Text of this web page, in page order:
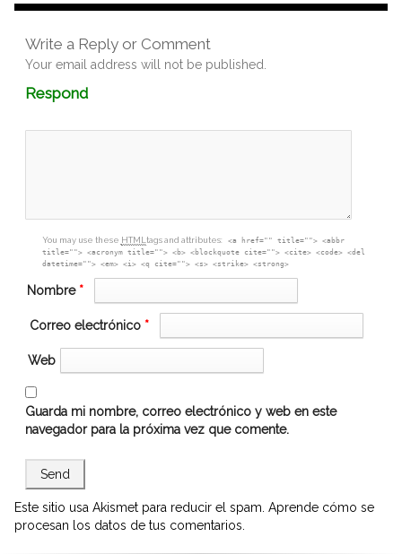
Write a Reply or Comment
Your email address will not be published.
RespondComment
box
You may use these HTML tags and attributes:
<a href="" title=""> <abbr
title=""> <acronym title=""> <b> <blockquote cite=""> <cite> <code> <del
datetime=""> <em> <i> <q cite=""> <s> <strike> <strong>
Nombre *
Correo electrónico *
Web
Guarda mi nombre, correo electrónico y web en este
navegador para la próxima vez que comente.
Este sitio usa Akismet para reducir el spam. Aprende cómo se
procesan los datos de tus comentarios.